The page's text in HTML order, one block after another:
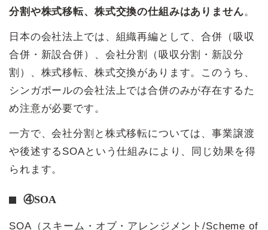
分割や株式移転、株式交換の仕組みはありません。
日本の会社法上では、組織再編として、合併（吸収
合併・新設合併）、会社分割（吸収分割・新設分
割）、株式移転、株式交換があります。このうち、
シンガポールの会社法上では合併のみが存在するた
め注意が必要です。
一方で、会社分割と株式移転については、事業譲渡
や後述するSOAという仕組みにより、同じ効果を得
られます。
④SOA
SOA（スキーム・オブ・アレンジメント/Scheme of